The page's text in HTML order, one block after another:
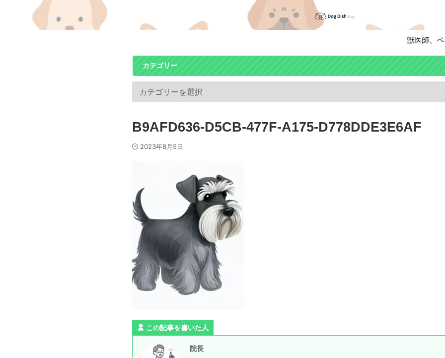
獣医師、ペッ
カテゴリー
B9AFD636-D5CB-477F-A175-D778DDE3E6AF
2023年8月5日
この記事を書いた人
院長